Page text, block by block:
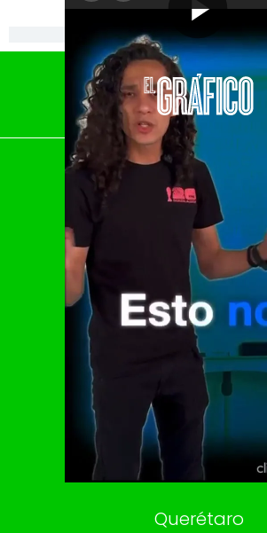
[Publicidad]
El Universal
Vive USA
Clase
De 10 sports
DeDinero
Confabulario
Aviso Oportuno
Consultas
Querétaro